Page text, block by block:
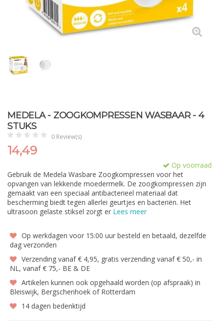
MEDELA - ZOOGKOMPRESSEN WASBAAR - 4
STUKS
0 Review(s)
14,49
Op voorraad
Gebruik de Medela Wasbare Zoogkompressen voor het
opvangen van lekkende moedermelk. De zoogkompressen zijn
gemaakt van een speciaal antibacterieel materiaal dat
bescherming biedt tegen allerlei geurtjes en bacteriën. Het
ultrasoon gelaste stiksel zorgt er Lees meer
Op werkdagen voor 15:00 uur besteld en betaald, dezelfde
dag verzonden
Verzending vanaf € 4,95, gratis verzending vanaf € 50,- in
NL, vanaf € 75,- BE & DE
Artikelen kunnen ook opgehaald worden (op afspraak) in
Bleiswijk, Bergschenhoek of Rotterdam
14 dagen bedenktijd